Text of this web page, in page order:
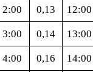
2:00 0,13 12:00
3:00 0,14 13:00
4:00 0,16 14:00